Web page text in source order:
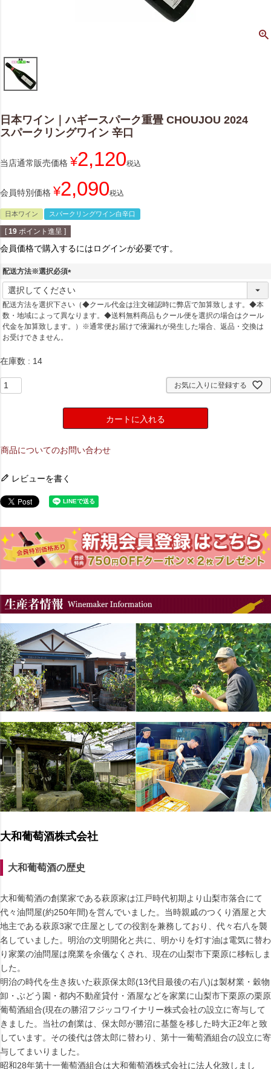
日本ワイン｜ハギースパーク重畳 CHOUJOU 2024
スパークリングワイン 辛口
当店通常販売価格 ¥2,120税込
会員特別価格 ¥2,090税込
日本ワイン スパークリングワイン白辛口
[ 19 ポイント進呈 ]
会員価格で購入するにはログインが必要です。
配送方法※選択必須
(
必
須
)
配送方法を選択下さい（◆クール代金は注文確認時に弊店で加算致します。◆本
数・地域によって異なります。◆送料無料商品もクール便を選択の場合はクール
代金を加算致します。）※通常便お届けで液漏れが発生した場合、返品・交換は
お受けできません。
在庫数 14
お気に入りに登録する
カートに入れる
商品についてのお問い合わせ
レビューを書く
大和葡萄酒株式会社
大和葡萄酒の歴史
大和葡萄酒の創業家である萩原家は江戸時代初期より山梨市落合にて
代々油問屋(約250年間)を営んでいました。当時親戚のつくり酒屋と大
地主である萩原3家で庄屋としての役割を兼務しており、代々右八を襲
名していました。明治の文明開化と共に、明かりを灯す油は電気に替わ
り家業の油問屋は廃業を余儀なくされ、現在の山梨市下栗原に移転しま
した。
明治の時代を生き抜いた萩原保太郎(13代目最後の右八)は製材業・穀物
卸・ぶどう園・都内不動産貸付・酒屋などを家業に山梨市下栗原の栗原
葡萄酒組合(現在の勝沼フジッコワイナリー株式会社の設立に寄与して
きました。当社の創業は、保太郎が勝沼に基盤を移した時大正2年と致
しています。その後代は啓太郎に替わり、第十一葡萄酒組合の設立に寄
与してまいりました。
昭和28年第十一葡萄酒組合は大和葡萄酒株式会社に法人化致しまし